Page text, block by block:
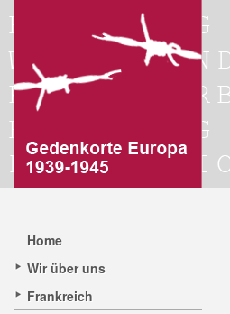
Home
Wir über uns
Frankreich